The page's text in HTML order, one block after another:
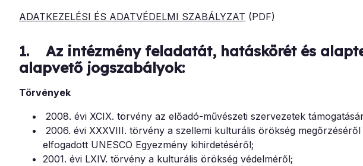
ADATKEZELÉSI ÉS ADATVÉDELMI SZABÁLYZAT (PDF)
1. Az intézmény feladatát, hatáskörét és
alapvető jogszabályok:
Törvények
2008. évi XCIX. törvény az előadó-művészeti szervezetek
2006. évi XXXVIII. törvény a szellemi kulturális örökség
elfogadott UNESCO Egyezmény kihirdetéséről;
2001. évi LXIV. törvény a kulturális örökség védelméről;